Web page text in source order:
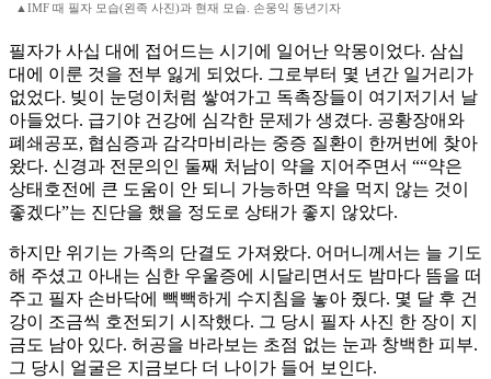
▲IMF 때 필자 모습(왼족 사진)과 현재 모습. 손웅익 동년기자
필자가 사십 대에 접어드는 시기에 일어난 악몽이었다. 삼십
대에 이룬 것을 전부 잃게 되었다. 그로부터 몇 년간 일거리가
없었다. 빚이 눈덩이처럼 쌓여가고 독촉장들이 여기저기서 날
아들었다. 급기야 건강에 심각한 문제가 생겼다. 공황장애와
폐쇄공포, 협심증과 감각마비라는 중증 질환이 한꺼번에 찾아
왔다. 신경과 전문의인 둘째 처남이 약을 지어주면서 ““약은
상태호전에 큰 도움이 안 되니 가능하면 약을 먹지 않는 것이
좋겠다”는 진단을 했을 정도로 상태가 좋지 않았다.
하지만 위기는 가족의 단결도 가져왔다. 어머니께서는 늘 기도
해 주셨고 아내는 심한 우울증에 시달리면서도 밤마다 뜸을 떠
주고 필자 손바닥에 빽빽하게 수지침을 놓아 줬다. 몇 달 후 건
강이 조금씩 호전되기 시작했다. 그 당시 필자 사진 한 장이 지
금도 남아 있다. 허공을 바라보는 초점 없는 눈과 창백한 피부.
그 당시 얼굴은 지금보다 더 나이가 들어 보인다.